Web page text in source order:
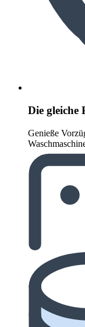
Die gleiche
Genieße